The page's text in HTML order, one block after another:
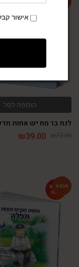
הוספה לסל
לנח בר מח יש אחות
₪72.00
₪39.00
אישור